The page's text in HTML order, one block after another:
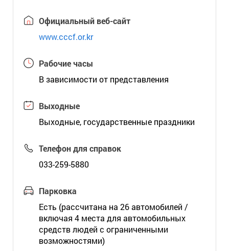
Официальный веб-сайт
www.cccf.or.kr
Рабочие часы
В зависимости от представления
Выходные
Выходные, государственные праздники
Телефон для справок
033-259-5880
Парковка
Есть (рассчитана на 26 автомобилей /
включая 4 места для автомобильных
средств людей с ограниченными
возможностями)